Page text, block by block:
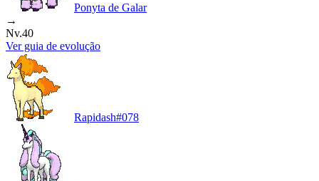
Ponyta de Galar
→
Nv.40
Ver guia de evolução
Rapidash#078